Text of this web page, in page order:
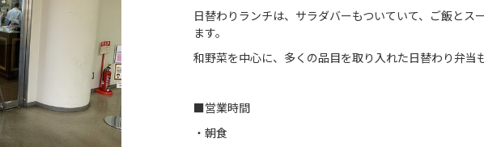
日替わりランチは、サラダバーもついていて、ご飯とス
ます。
和野菜を中心に、多くの品目を取り入れた日替わり弁当
■営業時間
・朝食